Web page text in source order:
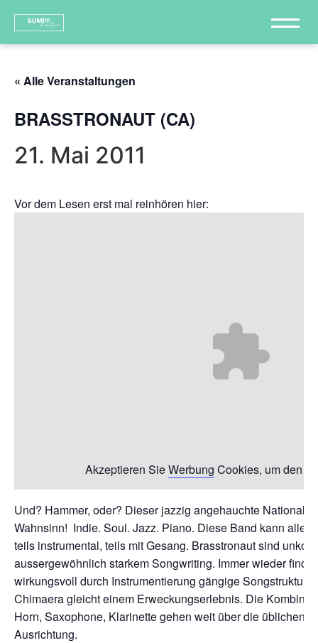
« Alle Veranstaltungen
BRASSTRONAUT (CA)
21. Mai 2011
Vor dem Lesen erst mal reinhören hier:
Akzeptieren SieWerbung Cookies, um den
Und? Hammer, oder? Dieser jazzig angehauchte National
Wahnsinn! Indie. Soul. Jazz. Piano. Diese Band kann alles
teils instrumental, teils mit Gesang. Brasstronaut sind
aussergewöhnlich starkem Songwriting. Immer wieder
wirkungsvoll durch Instrumentierung gängige
Chimaera gleicht einem Erweckungserlebnis. Die
Horn, Saxophone, Klarinette gehen weit über die üblichen
Ausrichtung.